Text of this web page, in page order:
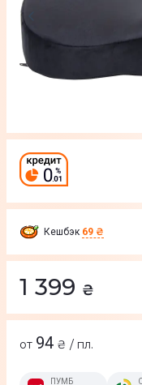
Кешбэк 69 ₴
1 399 ₴
от 94 ₴ / пл.
ПУМБ